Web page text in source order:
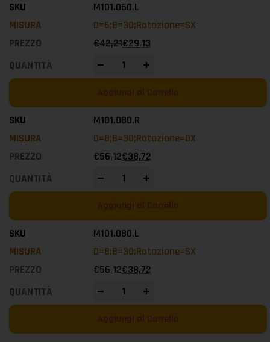
M101.060.L
D=6;B=30;Rotazione=SX
€42,21€29,13
Aggiungi al Carrello
M101.080.R
D=8;B=30;Rotazione=DX
€56,12€38,72
Aggiungi al Carrello
M101.080.L
D=8;B=30;Rotazione=SX
€56,12€38,72
Aggiungi al Carrello